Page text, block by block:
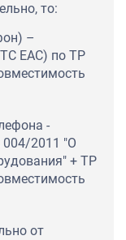
то:
–
ТС ЕАС) по ТР
-
004/2011 "О
+ ТР
от